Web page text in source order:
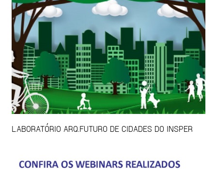
LABORATÓRIO ARQ.FUTURO DE CIDADES DO INSPER